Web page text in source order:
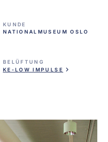
KUNDE
NATIONALMUSEUM OSLO
BELÜFTUNG
KE-LOW IMPULSE